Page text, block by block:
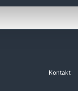
Kontakt